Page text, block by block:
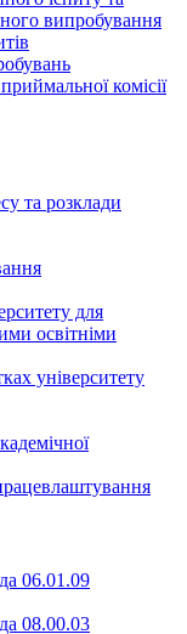
випробування
комісії
та розклади
для
освітніми
університету
06.01.09
08.00.03